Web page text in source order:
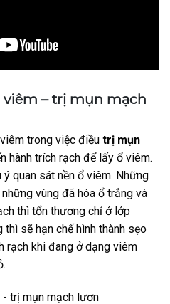
viêm – trị mụn mạch
trong việc điều trị mụn
hành trích rạch để lấy ổ viêm.
quan sát nền ổ viêm. Những
vùng đã hóa ổ trắng và
thì tổn thương chỉ ở lớp
sẽ hạn chế hình thành sẹo
rạch khi đang ở dạng viêm